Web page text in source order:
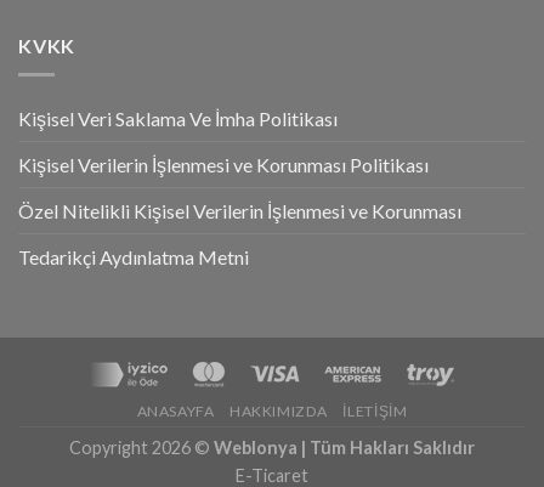
KVKK
Kişisel Veri Saklama Ve İmha Politikası
Kişisel Verilerin İşlenmesi ve Korunması Politikası
Özel Nitelikli Kişisel Verilerin İşlenmesi ve Korunması
Tedarikçi Aydınlatma Metni
ANASAYFA HAKKIMIZDA İLETIŞIM
Copyright 2026 © Weblonya | Tüm Hakları Saklıdır
E-Ticaret